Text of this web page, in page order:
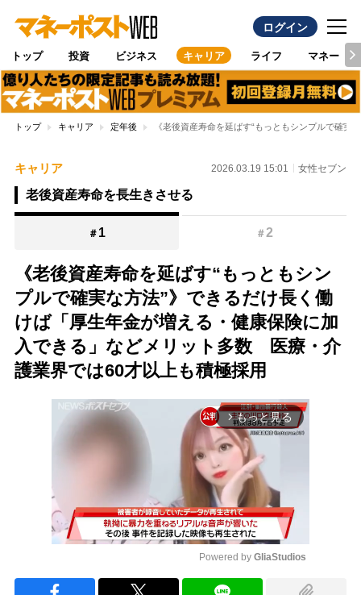
ログイン
トップ 投資 ビジネス キャリア ライフ マネー
トップ キャリア 定年後 《老後資産寿命を延ばす“もっともシンプルで確
キャリア 2026.03.19 15:01 女性セブン
老後資産寿命を長生きさせる
＃ 1 ＃2
《老後資産寿命を延ばす“もっともシン
プルで確実な方法”》できるだけ長く働
けば「厚生年金が増える・健康保険に加
入できる」などメリット多数 医療・介
護業界では60才以上も積極採用
arrow_forward_ios もっと見る
Powered by GliaStudios